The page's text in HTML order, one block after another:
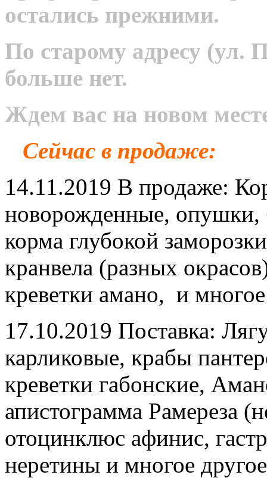
остались прежними.
По старому адресу (ул.
больше нет.
Ждем вас на новом
Сейчас в продаже:
14.11.2019 В продаже:
новорожденные, опушки,
корма глубокой
кранвела (разных
креветки амано, и
17.10.2019 Поставка:
карликовые, крабы
креветки габонские,
апистограмма Рамереза
отоцинклюс афинис,
неретины и многое